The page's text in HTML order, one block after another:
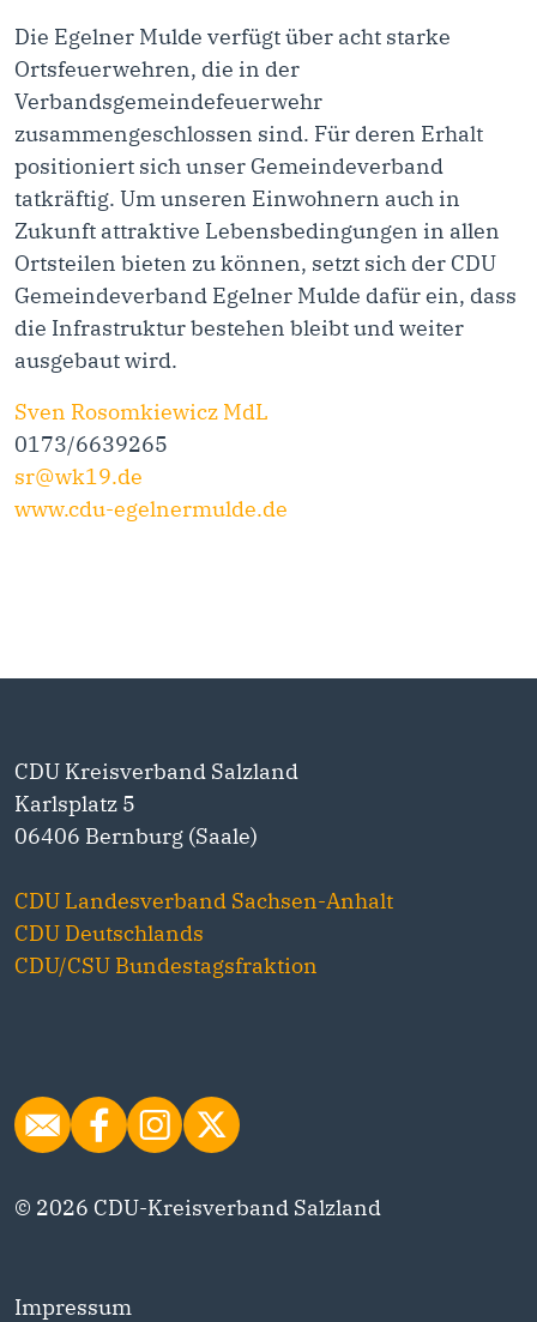
Die Egelner Mulde verfügt über acht starke
Ortsfeuerwehren, die in der
Verbandsgemeindefeuerwehr
zusammengeschlossen sind. Für deren Erhalt
positioniert sich unser Gemeindeverband
tatkräftig. Um unseren Einwohnern auch in
Zukunft attraktive Lebensbedingungen in allen
Ortsteilen bieten zu können, setzt sich der CDU
Gemeindeverband Egelner Mulde dafür ein, dass
die Infrastruktur bestehen bleibt und weiter
ausgebaut wird.
Sven Rosomkiewicz MdL
0173/6639265
sr@wk19.de
www.cdu-egelnermulde.de
CDU Kreisverband Salzland
Karlsplatz 5
06406 Bernburg (Saale)
CDU Landesverband Sachsen-Anhalt
CDU Deutschlands
CDU/CSU Bundestagsfraktion
© 2026 CDU-Kreisverband Salzland
Impressum